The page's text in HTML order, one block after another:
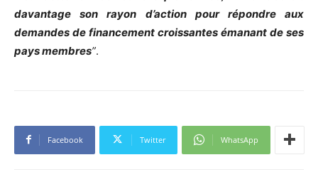
davantage son rayon d’action pour répondre aux
demandes de financement croissantes émanant de ses
pays membres”.
Facebook Twitter WhatsApp